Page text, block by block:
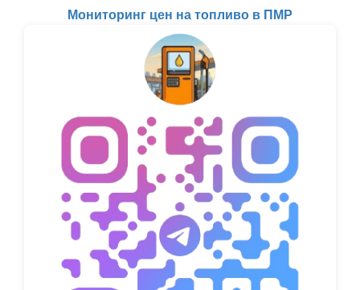
Мониторинг цен на топливо в ПМР